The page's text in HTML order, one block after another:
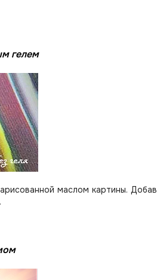
гелем
маслом картины.